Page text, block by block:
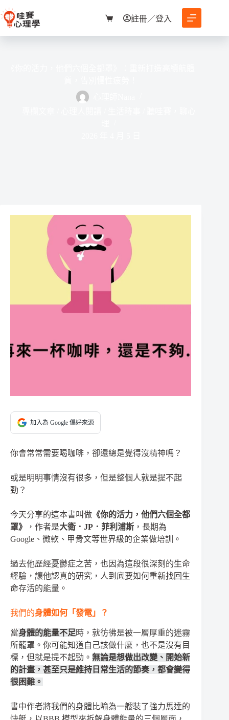
至
購
物
註冊／登入
加入為 Google 偏好來源
你會常常需要喝咖啡，卻還總是覺得沒精神嗎？
或是明明事情沒有很多，但是整個人就是提不起
勁？
今天分享的這本書叫做 《你的活力，他們六個全都
罩》
，作者是大衛．JP．菲利浦斯 ，長期為
Google、微軟、甲骨文等世界級的企業做培訓。
過去他歷經憂鬱症之苦，也因為這段很深刻的生命
經驗，讓他認真的研究，人到底要如何重新找回生
命存活的能量。
我們的身體如何「發電」？
當身體的能量不足時，就彷彿是被一層厚重的迷霧
所籠罩。你可能知道自己該做什麼，也不是沒有目
標，但就是提不起勁。 無論是想做出改變、開始新
的計畫，甚至只是維持日常生活的節奏，都會變得
很困難。
書中作者將我們的身體比喻為一艘裝了強力馬達的